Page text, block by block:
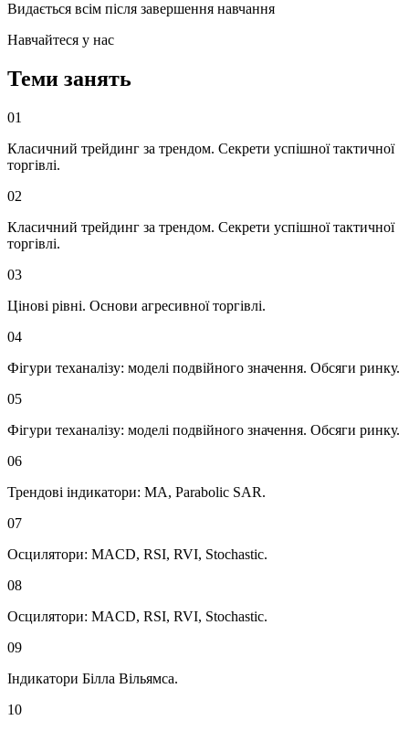
Видається всім після завершення навчання
Навчайтеся у нас
Теми занять
01
Класичний трейдинг за трендом. Секрети успішної тактичної
торгівлі.
02
Класичний трейдинг за трендом. Секрети успішної тактичної
торгівлі.
03
Цінові рівні. Основи агресивної торгівлі.
04
Фігури теханалізу: моделі подвійного значення. Обсяги ринку.
05
Фігури теханалізу: моделі подвійного значення. Обсяги ринку.
06
Трендові індикатори: MA, Parabolic SAR.
07
Осцилятори: MACD, RSI, RVI, Stochastic.
08
Осцилятори: MACD, RSI, RVI, Stochastic.
09
Індикатори Білла Вільямса.
10